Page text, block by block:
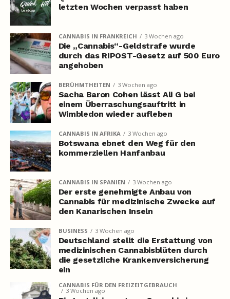
letzten Wochen verpasst haben
CANNABIS IN FRANKREICH 3 Wochen ago
Die „Cannabis“-Geldstrafe wurde
durch das RIPOST-Gesetz auf 500 Euro
angehoben
BERÜHMTHEITEN 3 Wochen ago
Sacha Baron Cohen lässt Ali G bei
einem Überraschungsauftritt in
Wimbledon wieder aufleben
CANNABIS IN AFRIKA 3 Wochen ago
Botswana ebnet den Weg für den
kommerziellen Hanfanbau
CANNABIS IN SPANIEN 3 Wochen ago
Der erste genehmigte Anbau von
Cannabis für medizinische Zwecke auf
den Kanarischen Inseln
BUSINESS 3 Wochen ago
Deutschland stellt die Erstattung von
medizinischen Cannabisblüten durch
die gesetzliche Krankenversicherung
ein
CANNABIS FÜR DEN FREIZEITGEBRAUCH
3 Wochen ago